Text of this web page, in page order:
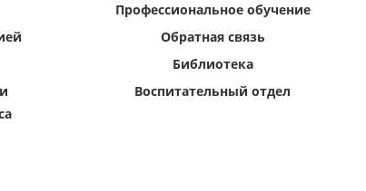
Профессиональное обучение
Обратная связь
Библиотека
Воспитательный отдел